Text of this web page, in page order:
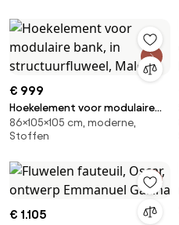
€ 999
Hoekelement voor modulaire
bank, in structuurfluweel, Malo
86×105×105 cm, moderne,
Stoffen
€ 1.105